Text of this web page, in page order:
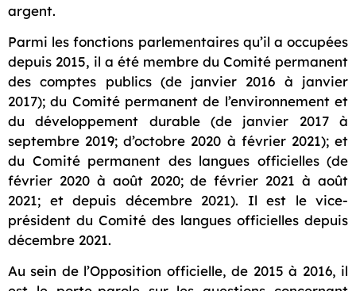
argent.
Parmi les fonctions parlementaires qu’il a occupées
depuis 2015, il a été membre du Comité permanent
des comptes publics (de janvier 2016 à janvier
2017); du Comité permanent de l’environnement et
du développement durable (de janvier 2017 à
septembre 2019; d’octobre 2020 à février 2021); et
du Comité permanent des langues officielles (de
février 2020 à août 2020; de février 2021 à août
2021; et depuis décembre 2021). Il est le vice-
président du Comité des langues officielles depuis
décembre 2021.
Au sein de l’Opposition officielle, de 2015 à 2016, il